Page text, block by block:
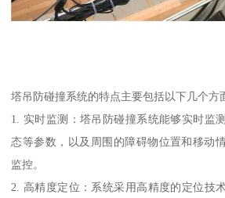
塔吊防碰撞系统的特点主要包括以下几个方
1. 实时监测：塔吊防碰撞系统能够实时监
态等参数，以及周围的障碍物位置和移动
监控。
2. 高精度定位：系统采用高精度的定位技